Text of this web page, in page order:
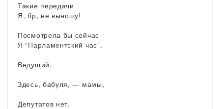
Такие передачи
Я, бр, не выношу!
Посмотрела бы сейчас
Я “Парламентский час”.
Ведущий.
Здесь, бабуля, — мамы,
Депутатов нет.